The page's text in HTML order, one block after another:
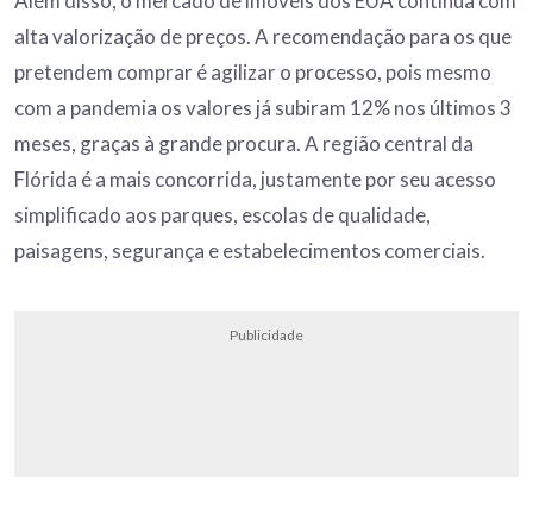
alta valorização de preços. A recomendação para os que
pretendem comprar é agilizar o processo, pois mesmo
com a pandemia os valores já subiram 12% nos últimos 3
meses, graças à grande procura. A região central da
Flórida é a mais concorrida, justamente por seu acesso
simplificado aos parques, escolas de qualidade,
paisagens, segurança e estabelecimentos comerciais.
Publicidade